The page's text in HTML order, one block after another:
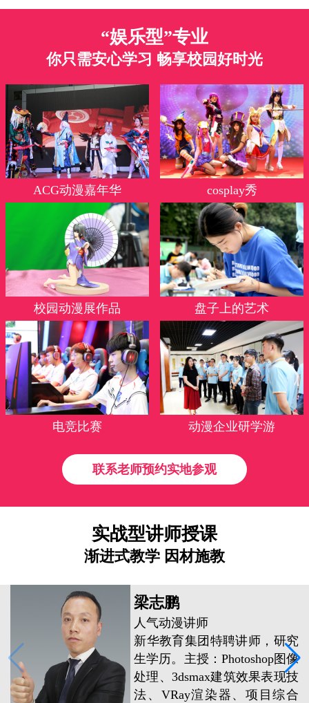
“娱乐型”专业
你只需安心学习 畅享校园好时光
ACG动漫嘉年华 cosplay秀
校园动漫展作品 盘子上的艺术
电竞比赛 动漫企业研学游
联系老师预约实地参观
实战型讲师授课
渐进式教学 因材施教
梁志鹏
人气动漫讲师
新华教育集团特聘讲师，研究
生学历。主授：Photoshop图像
处理、3dsmax建筑效果表现技
法、VRay渲染器、项目综合